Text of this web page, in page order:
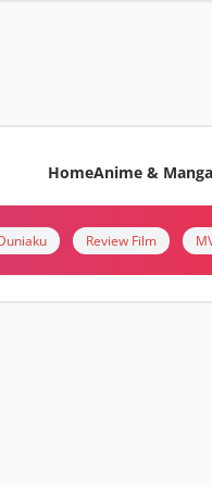
HomeAnime & Manga
Review Film